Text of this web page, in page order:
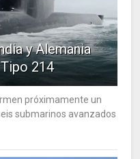
y Alemania
214
próximamente un
submarinos avanzados